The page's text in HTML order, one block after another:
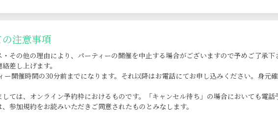
注意事項
その他の理由により、パーティーの開催を中止する場合がございますので予めご了承
差し上げます。
開催時間の30分前までになります。それ以降はお電話にてお申し込みください。身元
ては、オンライン予約枠におけるものです。「キャンセル待ち」の場合においても電
参加規約をお読みいただきご同意されたものとみなします。